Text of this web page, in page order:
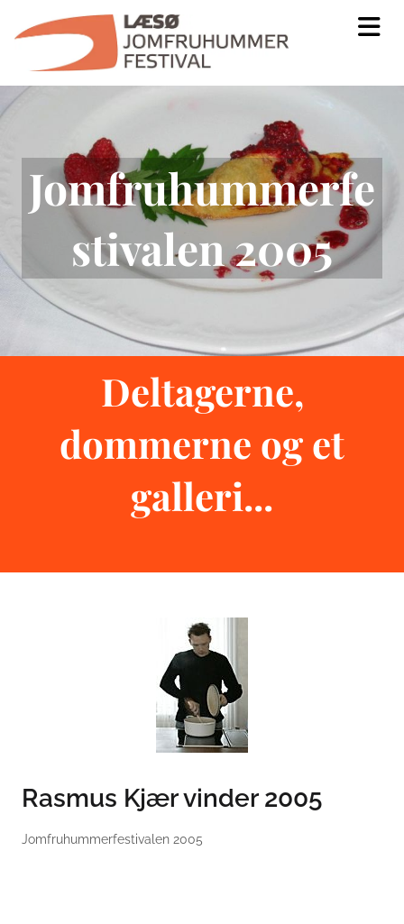
Jomfruhummerfe
stivalen 2005
Deltagerne,
dommerne og et
galleri...
Rasmus Kjær vinder 2005
Jomfruhummerfestivalen 2005